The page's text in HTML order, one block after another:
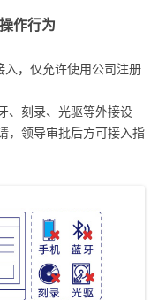
作行为
入，仅允许使用公司注册
、刻录、光驱等外接设
，领导审批后方可接入指